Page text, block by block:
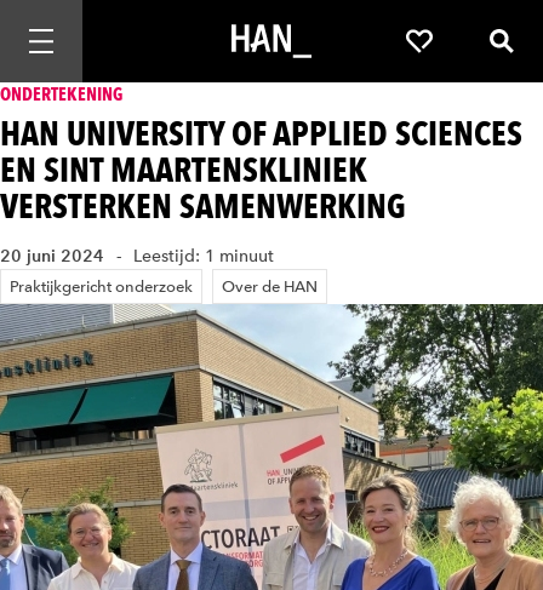
Mobiele navigatie openen Favorieten
ONDERTEKENING
HAN UNIVERSITY OF APPLIED SCIENCES
EN SINT MAARTENSKLINIEK
VERSTERKEN SAMENWERKING
20 juni 2024 Leestijd: 1 minuut
Praktijkgericht onderzoek Over de HAN